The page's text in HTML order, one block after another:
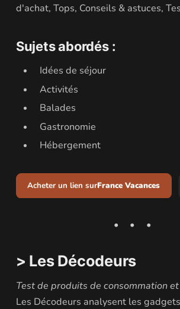
d'achat, Tops, Conseils & astuces,
Sujets abordés :
Idées de séjour
Activités
Balades
Gastronomie
Hébergement
Acheter un lien surFrance Vacances
> Les Décodeurs
Test de produits de consommation
Les Décodeurs analysent les